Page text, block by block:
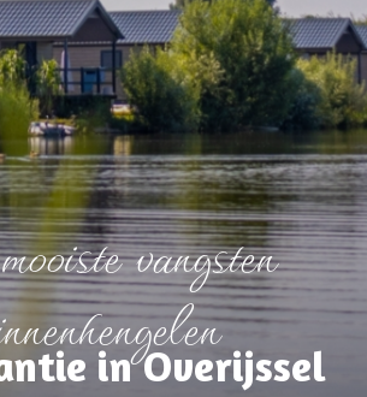
vangsten
in Overijssel